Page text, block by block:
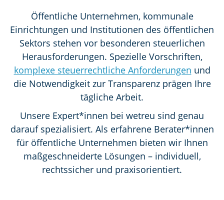
Öffentliche Unternehmen, kommunale
Einrichtungen und Institutionen des öffentlichen
Sektors stehen vor besonderen steuerlichen
Herausforderungen. Spezielle Vorschriften,
komplexe steuerrechtliche Anforderungen und
die Notwendigkeit zur Transparenz prägen Ihre
tägliche Arbeit.
Unsere Expert*innen bei wetreu sind genau
darauf spezialisiert. Als erfahrene Berater*innen
für öffentliche Unternehmen bieten wir Ihnen
maßgeschneiderte Lösungen – individuell,
rechtssicher und praxisorientiert.